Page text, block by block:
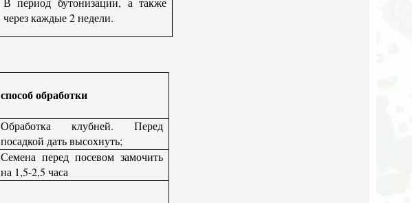
через каждые 2 недели.
способ обработки
Обработка клубней.
Перед
посадкой дать высохнуть;
Семена перед посевом замочить
на 1,5-2,5 часа